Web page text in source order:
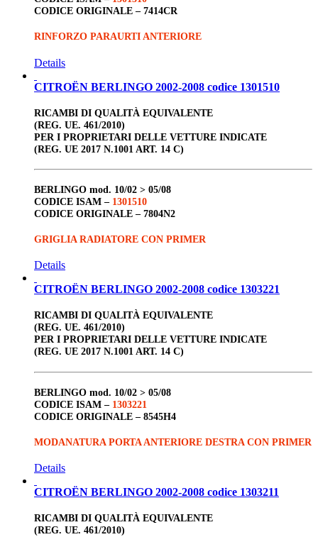
CODICE ORIGINALE – 7414CR
RINFORZO PARAURTI ANTERIORE
Details
CITROËN BERLINGO 2002-2008 codice 1301510
RICAMBI DI QUALITÀ EQUIVALENTE
(REG. UE. 461/2010)
PER I PROPRIETARI DELLE VETTURE INDICATE
(REG. UE 2017 N.1001 ART. 14 C)
BERLINGO mod. 10/02 > 05/08
CODICE ISAM – 1301510
CODICE ORIGINALE – 7804N2
GRIGLIA RADIATORE CON PRIMER
Details
CITROËN BERLINGO 2002-2008 codice 1303221
RICAMBI DI QUALITÀ EQUIVALENTE
(REG. UE. 461/2010)
PER I PROPRIETARI DELLE VETTURE INDICATE
(REG. UE 2017 N.1001 ART. 14 C)
BERLINGO mod. 10/02 > 05/08
CODICE ISAM – 1303221
CODICE ORIGINALE – 8545H4
MODANATURA PORTA ANTERIORE DESTRA CON PRIMER
Details
CITROËN BERLINGO 2002-2008 codice 1303211
RICAMBI DI QUALITÀ EQUIVALENTE
(REG. UE. 461/2010)